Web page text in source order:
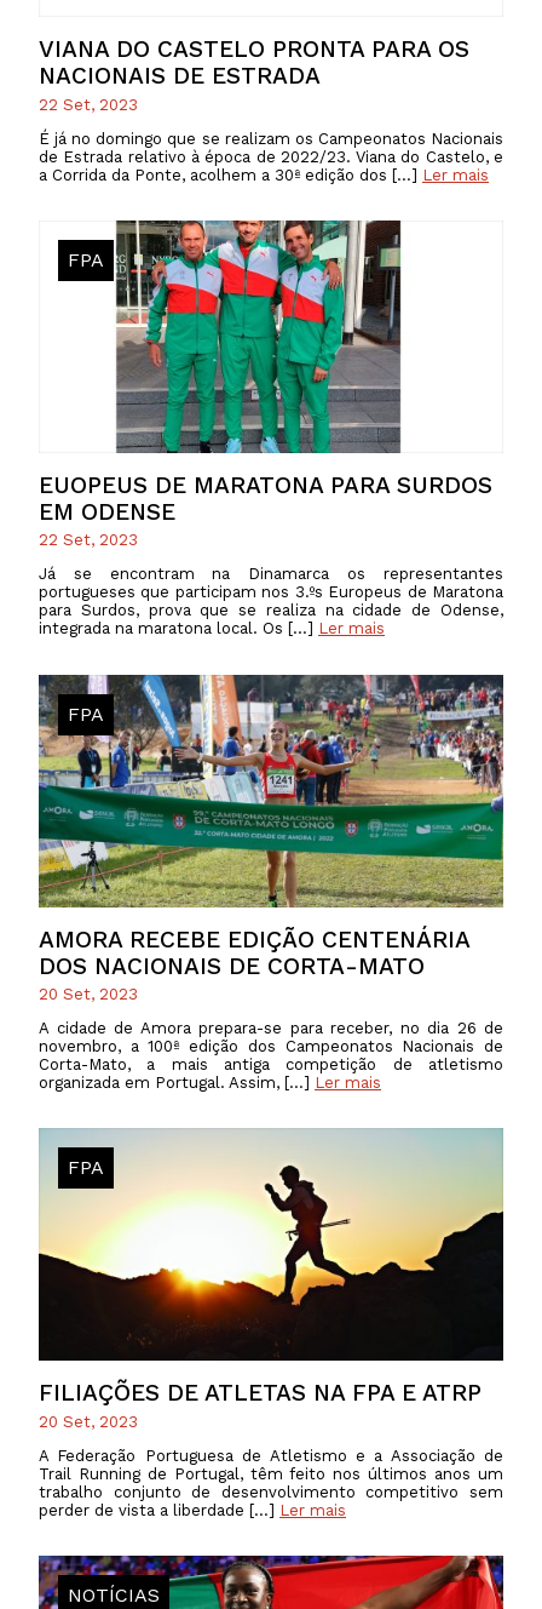
VIANA DO CASTELO PRONTA PARA OS
NACIONAIS DE ESTRADA
22 Set, 2023
É já no domingo que se realizam os Campeonatos Nacionais
de Estrada relativo à época de 2022/23. Viana do Castelo, e
a Corrida da Ponte, acolhem a 30ª edição dos […] Ler mais
EUOPEUS DE MARATONA PARA SURDOS
EM ODENSE
FPA
22 Set, 2023
Já se encontram na Dinamarca os representantes
portugueses que participam nos 3.ºs Europeus de Maratona
para Surdos, prova que se realiza na cidade de Odense,
integrada na maratona local. Os […] Ler mais
AMORA RECEBE EDIÇÃO CENTENÁRIA
DOS NACIONAIS DE CORTA-MATO
FPA
20 Set, 2023
A cidade de Amora prepara-se para receber, no dia 26 de
novembro, a 100ª edição dos Campeonatos Nacionais de
Corta-Mato, a mais antiga competição de atletismo
organizada em Portugal. Assim, […] Ler mais
FILIAÇÕES DE ATLETAS NA FPA E ATRP
FPA
20 Set, 2023
A Federação Portuguesa de Atletismo e a Associação de
Trail Running de Portugal, têm feito nos últimos anos um
trabalho conjunto de desenvolvimento competitivo sem
perder de vista a liberdade […] Ler mais
NOTÍCIAS